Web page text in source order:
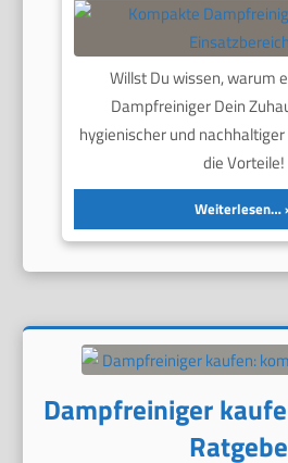
Willst Du wissen, warum
Dampfreiniger Dein
hygienischer und
die Vorteile!
Weiterlesen…
Dampfreiniger